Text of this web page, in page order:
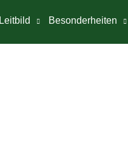
Leitbild Besonderheiten